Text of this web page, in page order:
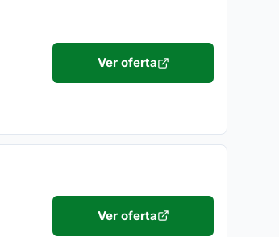
Ver oferta
Ver oferta